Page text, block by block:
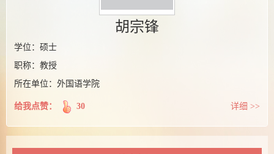
胡宗锋
学位：硕士
职称：教授
所在单位：外国语学院
给我点赞： 30 详细 >>